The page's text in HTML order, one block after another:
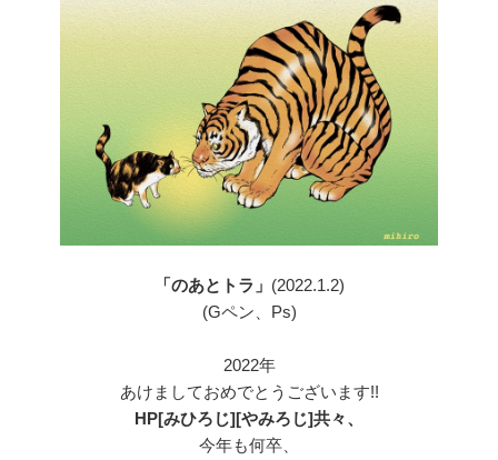
「のあとトラ」 (2022.1.2)
(Gペン、Ps)
2022年
あけましておめでとうございます!!
HP[みひろじ][やみろじ]共々、
今年も何卒、